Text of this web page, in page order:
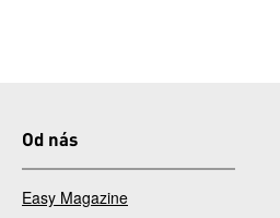
Od nás
Easy Magazine